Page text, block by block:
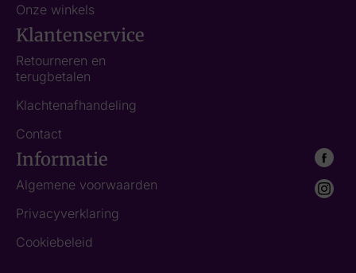
Onze winkels
Klantenservice
Retourneren en
terugbetalen
Klachtenafhandeling
Contact
Informatie
Algemene voorwaarden
Privacyverklaring
Cookiebeleid